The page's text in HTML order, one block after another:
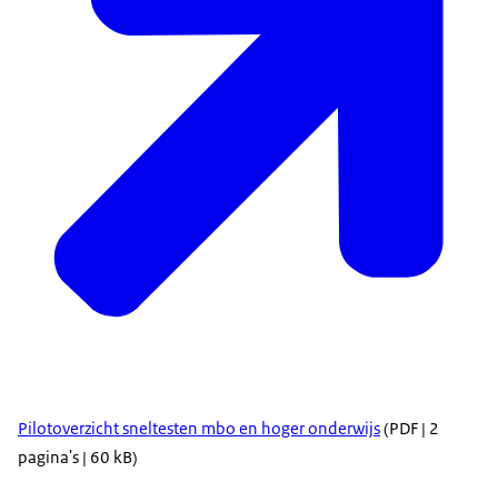
Pilotoverzicht sneltesten mbo en hoger onderwijs(PDF | 2
pagina's | 60 kB)